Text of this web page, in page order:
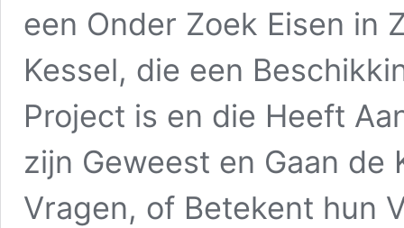
een Onder Zoek Eisen in
Kessel, die een
Project is en die Heeft
zijn Geweest en Gaan de
Vragen, of Betekent hun